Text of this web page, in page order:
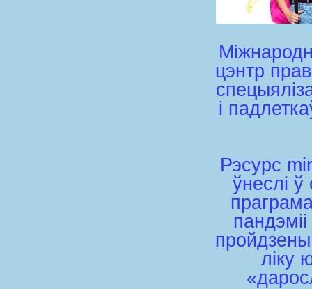
цэнтр
і
Рэсурс
ўнеслі ў
ліку